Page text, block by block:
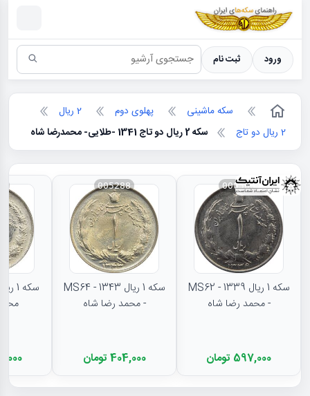
سکه ها ؛ راهنمای سکه شناسی
ورود ثبت نام
سکه ماشینی پهلوی دوم
2 ریال
2 ریال دو تاج
سکه 2 ریال دو تاج 1341 -طلایی- محمدرضا شاه
000506
سکه 1 ریال 1339 - MS62
- محمد رضا شاه
597,000 تومان
005288
سکه 1 ریال 1343 - MS64
- محمد رضا شاه
404,000 تومان